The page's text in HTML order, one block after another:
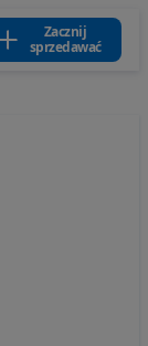
Zacznij
sprzedawać